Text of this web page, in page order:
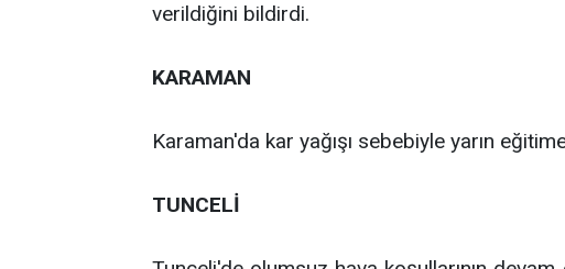
verildiğini bildirdi.
KARAMAN
Karaman'da kar yağışı sebebiyle yarın
TUNCELİ